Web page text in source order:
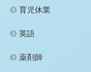
育児休業
英語
薬剤師